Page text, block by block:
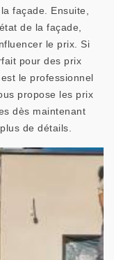
façade. Ensuite,
de la façade,
le prix. Si
pour des prix
le professionnel
propose les prix
dès maintenant
de détails.